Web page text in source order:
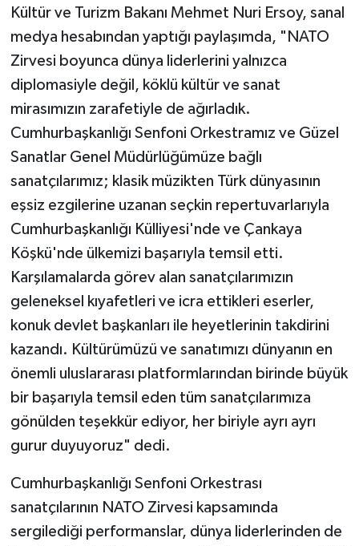
Kültür ve Turizm Bakanı Mehmet Nuri Ersoy, sanal
medya hesabından yaptığı paylaşımda, "NATO
Zirvesi boyunca dünya liderlerini yalnızca
diplomasiyle değil, köklü kültür ve sanat
mirasımızın zarafetiyle de ağırladık.
Cumhurbaşkanlığı Senfoni Orkestramız ve Güzel
Sanatlar Genel Müdürlüğümüze bağlı
sanatçılarımız; klasik müzikten Türk dünyasının
eşsiz ezgilerine uzanan seçkin repertuvarlarıyla
Cumhurbaşkanlığı Külliyesi'nde ve Çankaya
Köşkü'nde ülkemizi başarıyla temsil etti.
Karşılamalarda görev alan sanatçılarımızın
geleneksel kıyafetleri ve icra ettikleri eserler,
konuk devlet başkanları ile heyetlerinin takdirini
kazandı. Kültürümüzü ve sanatımızı dünyanın en
önemli uluslararası platformlarından birinde büyük
bir başarıyla temsil eden tüm sanatçılarımıza
gönülden teşekkür ediyor, her biriyle ayrı ayrı
gurur duyuyoruz" dedi.
Cumhurbaşkanlığı Senfoni Orkestrası
sanatçılarının NATO Zirvesi kapsamında
sergilediği performanslar, dünya liderlerinden de